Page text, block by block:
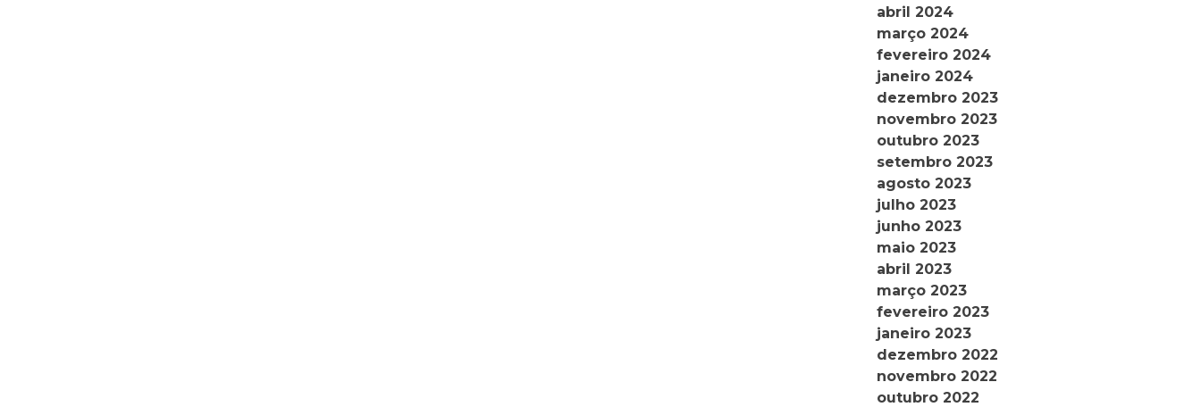
abril 2024
março 2024
fevereiro 2024
janeiro 2024
dezembro 2023
novembro 2023
outubro 2023
setembro 2023
agosto 2023
julho 2023
junho 2023
maio 2023
abril 2023
março 2023
fevereiro 2023
janeiro 2023
dezembro 2022
novembro 2022
outubro 2022